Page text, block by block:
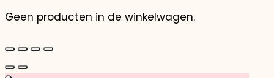
Geen producten in de winkelwagen.